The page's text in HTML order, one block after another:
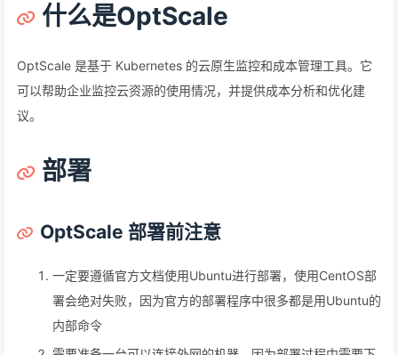
什么是OptScale
OptScale 是基于 Kubernetes 的云原生监控和成本管理工具。它
可以帮助企业监控云资源的使用情况，并提供成本分析和优化建
议。
部署
OptScale 部署前注意
一定要遵循官方文档使用Ubuntu进行部署，使用CentOS部
署会绝对失败，因为官方的部署程序中很多都是用Ubuntu的
内部命令